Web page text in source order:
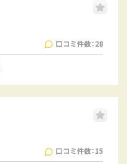
口コミ件数：28
口コミ件数：15